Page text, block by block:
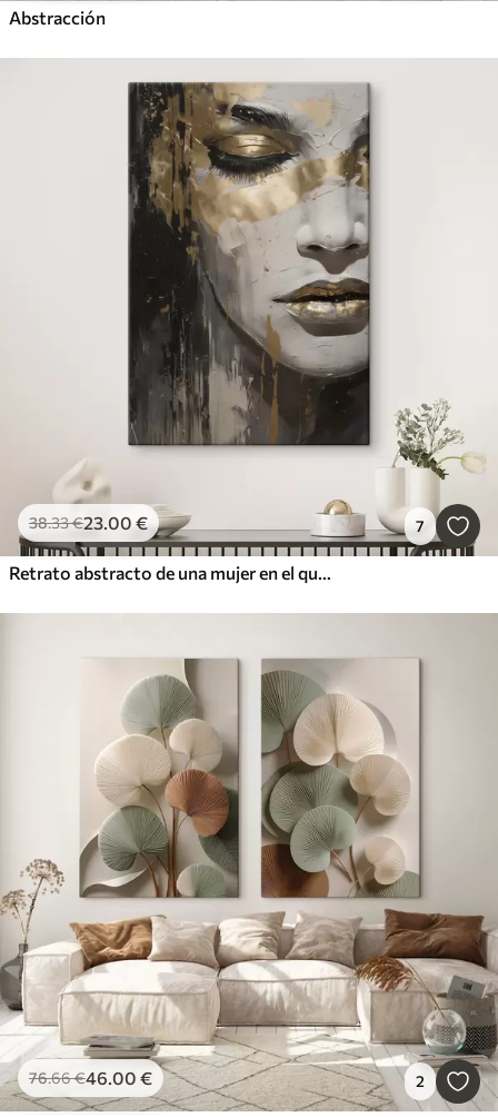
Abstracción
38.33€23.00 € 7
Retrato abstracto de una mujer en el que destacan los ojos y los labios cerrados, realizado en tonos blanco y negro con dinámicas pinceladas de colores cálidos
76.66€46.00 € 2